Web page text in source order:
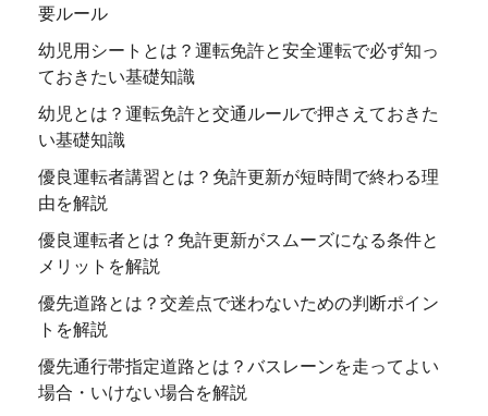
要ルール
幼児用シートとは？運転免許と安全運転で必ず知っ
ておきたい基礎知識
幼児とは？運転免許と交通ルールで押さえておきた
い基礎知識
優良運転者講習とは？免許更新が短時間で終わる理
由を解説
優良運転者とは？免許更新がスムーズになる条件と
メリットを解説
優先道路とは？交差点で迷わないための判断ポイン
トを解説
優先通行帯指定道路とは？バスレーンを走ってよい
場合・いけない場合を解説